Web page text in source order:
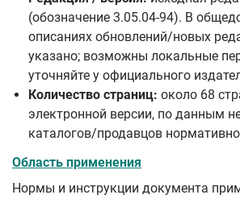
(обозначение 3.05.04-94). В
описаниях обновлений/новых
указано; возможны локальные
уточняйте у официального
Количество страниц: около 68
электронной версии, по данным
каталогов/продавцов
Область применения
Нормы и инструкции документа